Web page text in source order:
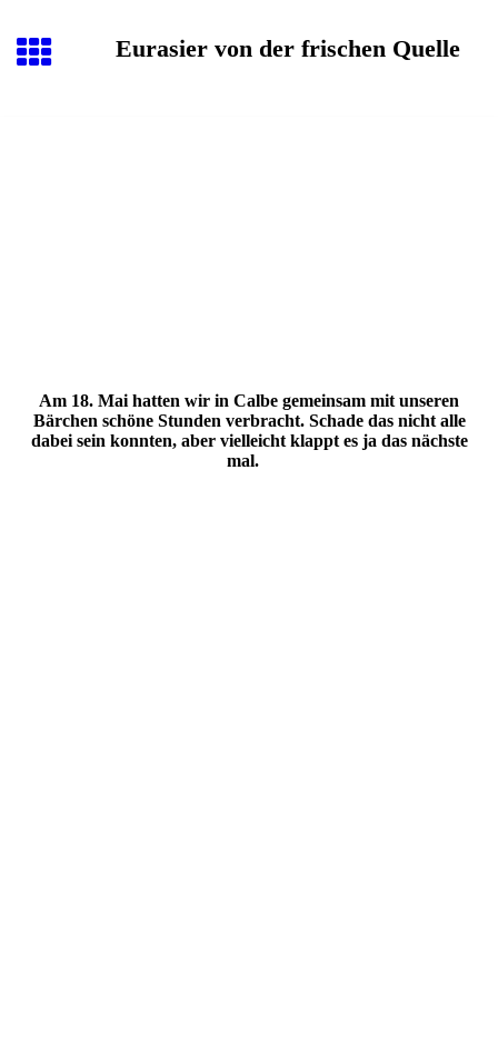
Eurasier von der frischen Quelle
Am 18. Mai hatten wir in Calbe gemeinsam mit unseren
Bärchen schöne Stunden verbracht. Schade das nicht alle
dabei sein konnten, aber vielleicht klappt es ja das nächste
mal.